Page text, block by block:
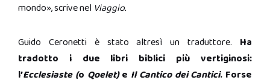
mondo», scrive nel Viaggio.
Guido Ceronetti è stato altresì un traduttore. Ha
tradotto i due libri biblici più vertiginosi:
l’Ecclesiaste (o Qoelet)e Il Cantico dei Cantici. Forse